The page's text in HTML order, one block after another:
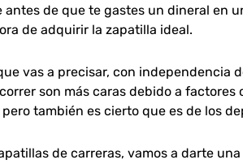
de que te gastes un dineral en
de adquirir la zapatilla ideal.
vas a precisar, con independencia
son más caras debido a factores
también es cierto que es de los
de carreras, vamos a darte